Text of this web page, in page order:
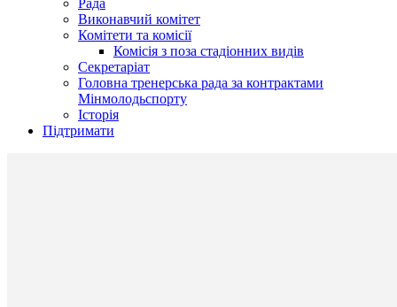
Рада
Виконавчий комітет
Комітети та комісії
Комісія з поза стадіонних видів
Секретаріат
Головна тренерська рада за контрактами
Мінмолодьспорту
Історія
Підтримати